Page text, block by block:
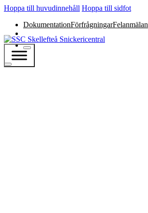
Hoppa till huvudinnehåll Hoppa till sidfot
DokumentationFörfrågningarFelanmälan